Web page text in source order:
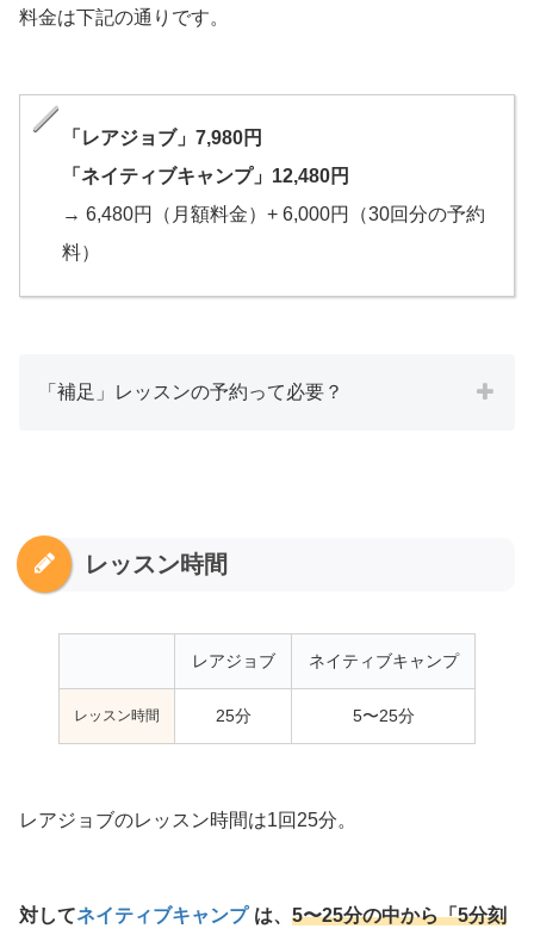
料金は下記の通りです。
「レアジョブ」7,980円
「ネイティブキャンプ」12,480円
→ 6,480円（月額料金）+ 6,000円（30回分の予約
料）
「補足」レッスンの予約って必要？
レッスン時間
レアジョブ ネイティブキャンプ
レッスン時間 25分 5〜25分
レアジョブのレッスン時間は1回25分。
対してネイティブキャンプ は、 5〜25分の中から「5分刻